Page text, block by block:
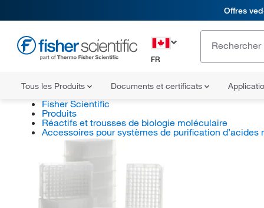
Offres
FR
Tous les Produits Documents et certificats
Fisher Scientific
Produits
Réactifs et trousses de biologie moléculaire
Accessoires pour systèmes de purification d’acides